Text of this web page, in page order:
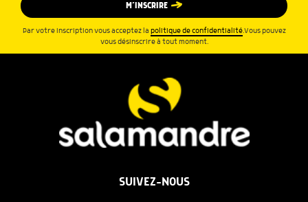
M’INSCRIRE
Par votre inscription vous acceptez la politique de confidentialité.Vous pouvez
vous désinscrire à tout moment.
SUIVEZ-NOUS